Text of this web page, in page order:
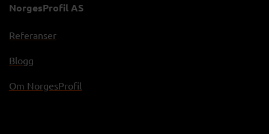
NorgesProfil AS
Referanser
Blogg
Om NorgesProfil